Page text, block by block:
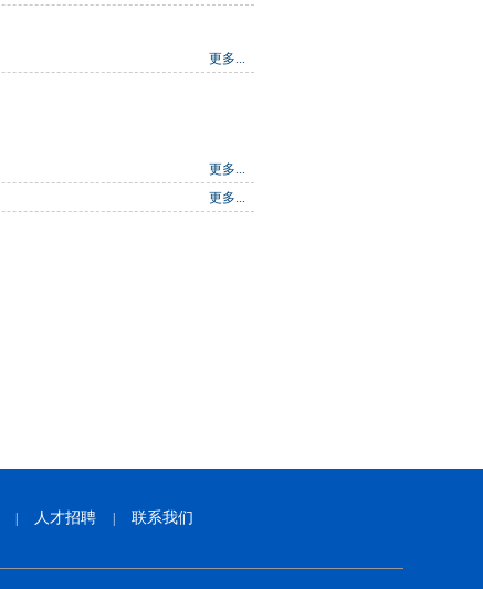
更多...
更多...
更多...
人才招聘 联系我们